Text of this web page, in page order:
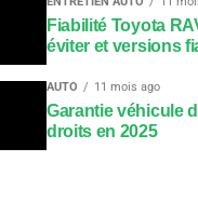
Fiabilité Toyota
éviter et versions
AUTO 11 mois ago
Garantie véhicule
droits en 2025